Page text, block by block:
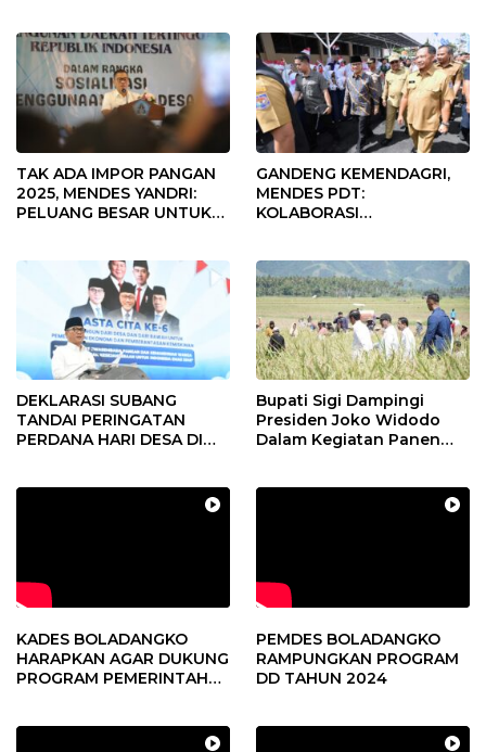
TAK ADA IMPOR PANGAN
2025, MENDES YANDRI:
PELUANG BESAR UNTUK
GANDENG KEMENDAGRI,
MENDES PDT:
KOLABORASI
DEKLARASI SUBANG
TANDAI PERINGATAN
PERDANA HARI DESA DI
Bupati Sigi Dampingi
Presiden Joko Widodo
Dalam Kegiatan Panen
KADES BOLADANGKO
HARAPKAN AGAR DUKUNG
PROGRAM PEMERINTAH
PEMDES BOLADANGKO
RAMPUNGKAN PROGRAM
DD TAHUN 2024